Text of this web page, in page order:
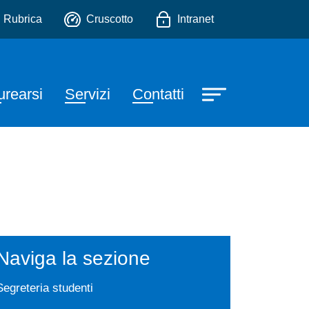
Rubrica Cruscotto Intranet
Servizi Contatti
la sezione
studenti